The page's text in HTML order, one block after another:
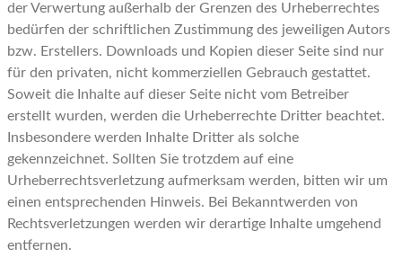
der Verwertung außerhalb der Grenzen des Urheberrechtes
bedürfen der schriftlichen Zustimmung des jeweiligen Autors
bzw. Erstellers. Downloads und Kopien dieser Seite sind nur
für den privaten, nicht kommerziellen Gebrauch gestattet.
Soweit die Inhalte auf dieser Seite nicht vom Betreiber
erstellt wurden, werden die Urheberrechte Dritter beachtet.
Insbesondere werden Inhalte Dritter als solche
gekennzeichnet. Sollten Sie trotzdem auf eine
Urheberrechtsverletzung aufmerksam werden, bitten wir um
einen entsprechenden Hinweis. Bei Bekanntwerden von
Rechtsverletzungen werden wir derartige Inhalte umgehend
entfernen.